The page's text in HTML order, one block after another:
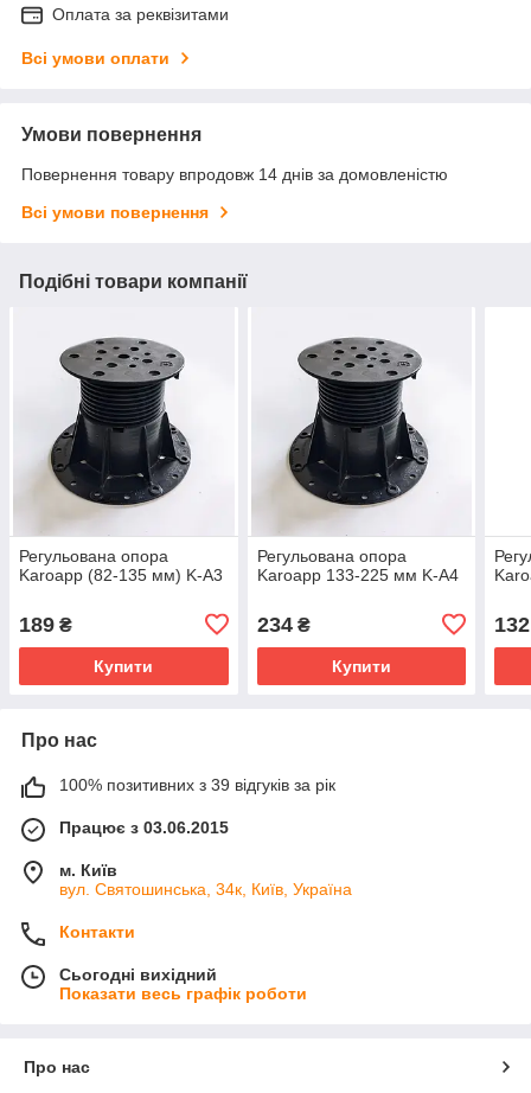
Оплата за реквізитами
Всі умови оплати
Умови повернення
Повернення товару впродовж 14 днів за домовленістю
Всі умови повернення
Подібні товари компанії
Регульована опора
Karoapp (82-135 мм) K-A3
189 ₴
Купити
Регульована опора
Karoapp 133-225 мм K-A4
234₴
Купити
132
Про нас
100% позитивних з 39 відгуків за рік
Працює з 03.06.2015
м. Київ
вул. Святошинська, 34к, Київ, Україна
Контакти
Сьогодні вихідний
Показати весь графік роботи
Про нас